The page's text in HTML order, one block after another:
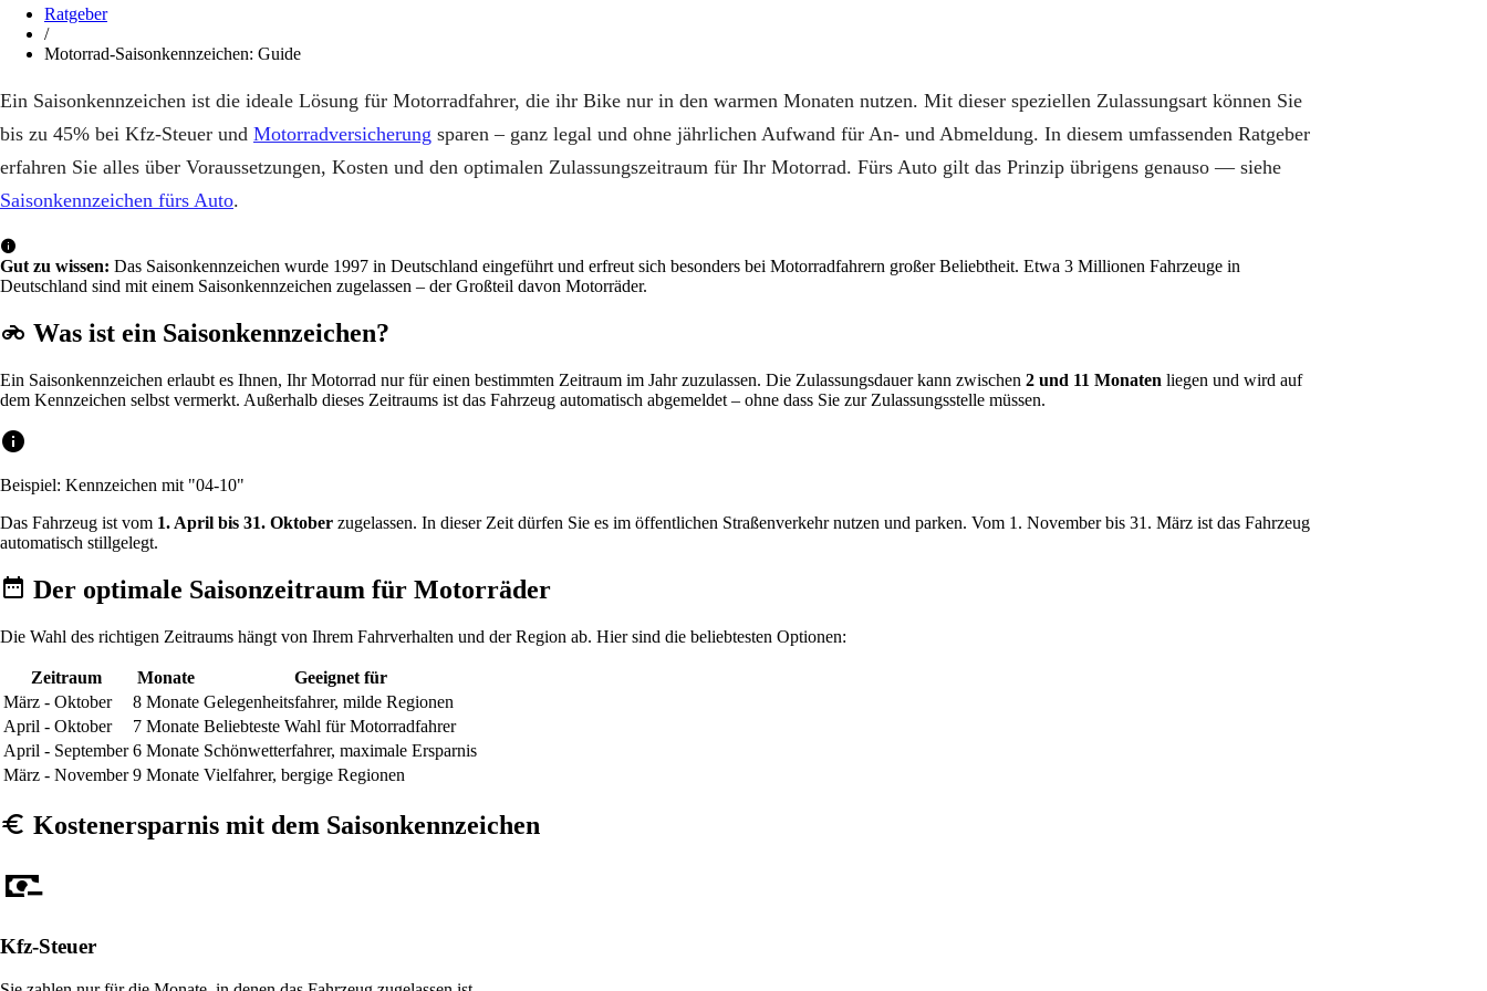
Ratgeber
/
Motorrad-Saisonkennzeichen: Guide
Ein Saisonkennzeichen ist die ideale Lösung für Motorradfahrer, die ihr Bike nur in den warmen Monaten nutzen. Mit dieser speziellen Zulassungsart können Sie
bis zu 45% bei Kfz-Steuer und Motorradversicherung sparen – ganz legal und ohne jährlichen Aufwand für An- und Abmeldung. In diesem umfassenden Ratgeber
erfahren Sie alles über Voraussetzungen, Kosten und den optimalen Zulassungszeitraum für Ihr Motorrad. Fürs Auto gilt das Prinzip übrigens genauso — siehe
Saisonkennzeichen fürs Auto.
Gut zu wissen: Das Saisonkennzeichen wurde 1997 in Deutschland eingeführt und erfreut sich besonders bei Motorradfahrern großer Beliebtheit. Etwa 3 Millionen Fahrzeuge in
Deutschland sind mit einem Saisonkennzeichen zugelassen – der Großteil davon Motorräder.
Was ist ein Saisonkennzeichen?
Ein Saisonkennzeichen erlaubt es Ihnen, Ihr Motorrad nur für einen bestimmten Zeitraum im Jahr zuzulassen. Die Zulassungsdauer kann zwischen 2 und 11 Monaten liegen und wird auf
dem Kennzeichen selbst vermerkt. Außerhalb dieses Zeitraums ist das Fahrzeug automatisch abgemeldet – ohne dass Sie zur Zulassungsstelle müssen.
Beispiel: Kennzeichen mit "04-10"
Das Fahrzeug ist vom 1. April bis 31. Oktober zugelassen. In dieser Zeit dürfen Sie es im öffentlichen Straßenverkehr nutzen und parken. Vom 1. November bis 31. März ist das Fahrzeug
automatisch stillgelegt.
Der optimale Saisonzeitraum für Motorräder
Die Wahl des richtigen Zeitraums hängt von Ihrem Fahrverhalten und der Region ab. Hier sind die beliebtesten Optionen:
Zeitraum Monate
Geeignet für
März - Oktober
8 Monate Gelegenheitsfahrer, milde Regionen
April - Oktober
7 Monate Beliebteste Wahl für Motorradfahrer
April - September 6 Monate Schönwetterfahrer, maximale Ersparnis
März - November 9 Monate Vielfahrer, bergige Regionen
Kostenersparnis mit dem Saisonkennzeichen
Kfz-Steuer